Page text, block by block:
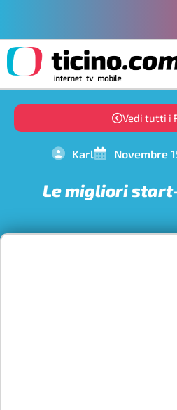
Vedi tutti i
Karl Novembre
Le migliori